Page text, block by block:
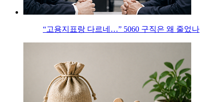
“고용지표랑 다르네…” 5060 구직은 왜 줄었나